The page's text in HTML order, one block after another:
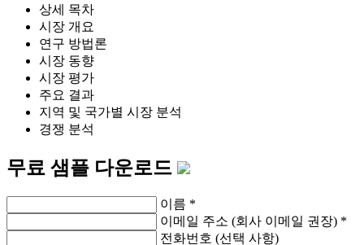
상세 목차
시장 개요
연구 방법론
시장 동향
시장 평가
주요 결과
지역 및 국가별 시장 분석
경쟁 분석
무료 샘플 다운로드
이름 *
이메일 주소 (회사 이메일 권장) *
전화번호 (선택 사항)